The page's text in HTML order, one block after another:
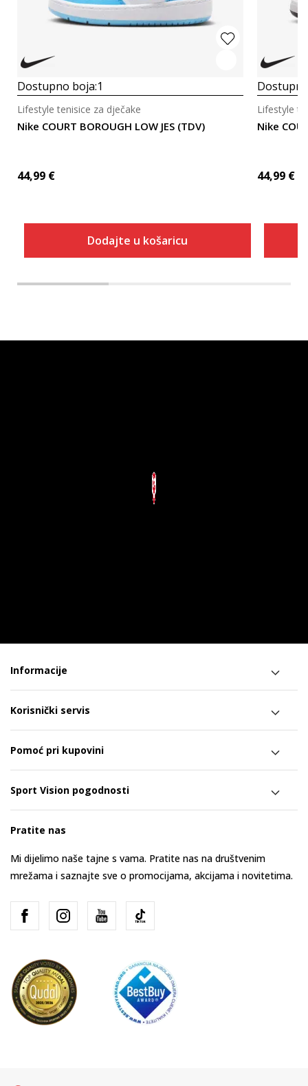
Dostupno boja:1
Nike COURT BOROUGH LOW JES (TDV)
Lifestyle tenisice za dječake
44,99 €
Dodajte u košaricu
Nike
Lifestyle
44,99 €
Informacije
Korisnički servis
Pomoć pri kupovini
Sport Vision pogodnosti
Pratite nas
Mi dijelimo naše tajne s vama. Pratite nas na društvenim
mrežama i saznajte sve o promocijama, akcijama i novitetima.